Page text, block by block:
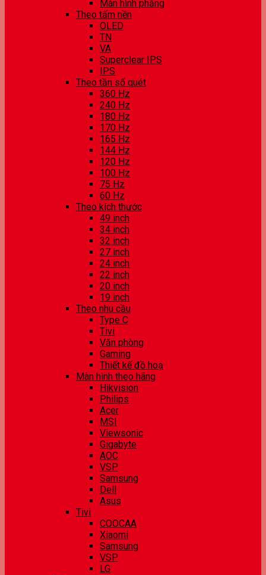
Màn hình phẳng
Theo tấm nền
OLED
TN
VA
Superclear IPS
IPS
Theo tần số quét
360 Hz
240 Hz
180 Hz
170 Hz
165 Hz
144 Hz
120 Hz
100 Hz
75 Hz
60 Hz
Theo kích thước
49 inch
34 inch
32 inch
27 inch
24 inch
22 inch
20 inch
19 inch
Theo nhu cầu
Type C
Tivi
Văn phòng
Gaming
Thiết kế đồ hoạ
Màn hình theo hãng
Hikvision
Philips
Acer
MSI
Viewsonic
Gigabyte
AOC
VSP
Samsung
Dell
Asus
Tivi
COOCAA
Xiaomi
Samsung
VSP
LG